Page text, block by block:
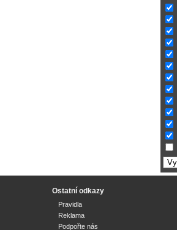
Ostatní odkazy
Pravidla
Reklama
Podpořte nás